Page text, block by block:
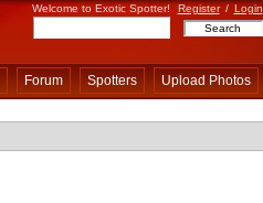
Welcome to Exotic Spotter! Register / Login
Forum Spotters Upload Photos